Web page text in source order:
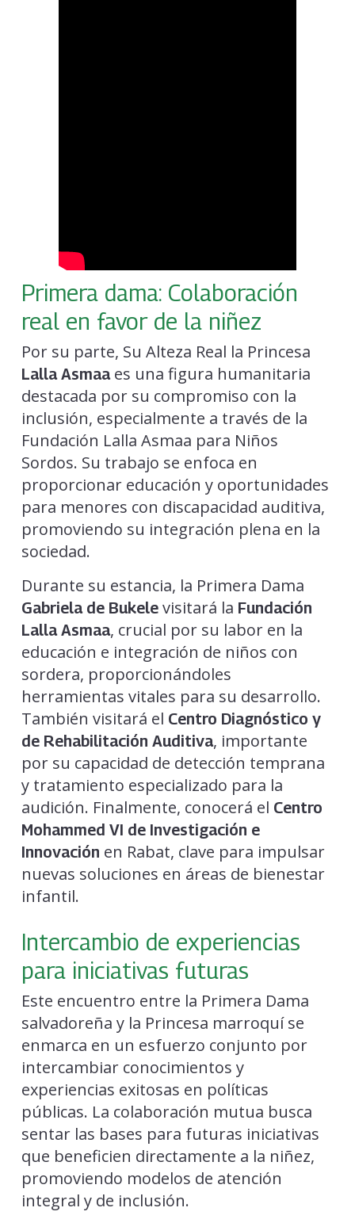
Primera dama: Colaboración
real en favor de la niñez
Por su parte, Su Alteza Real la Princesa
Lalla Asmaaes una figura humanitaria
destacada por su compromiso con la
inclusión, especialmente a través de la
Fundación Lalla Asmaa para Niños
Sordos. Su trabajo se enfoca en
proporcionar educación y oportunidades
para menores con discapacidad auditiva,
promoviendo su integración plena en la
sociedad.
Durante su estancia, la Primera Dama
Gabriela de Bukelevisitará la Fundación
Lalla Asmaa, crucial por su labor en la
educación e integración de niños con
sordera, proporcionándoles
herramientas vitales para su desarrollo.
También visitará el Centro Diagnóstico y
de Rehabilitación Auditiva, importante
por su capacidad de detección temprana
y tratamiento especializado para la
audición. Finalmente, conocerá el Centro
Mohammed VI de Investigación e
Innovación en Rabat, clave para impulsar
nuevas soluciones en áreas de bienestar
infantil.
Intercambio de experiencias
para iniciativas futuras
Este encuentro entre la Primera Dama
salvadoreña y la Princesa marroquí se
enmarca en un esfuerzo conjunto por
intercambiar conocimientos y
experiencias exitosas en políticas
públicas. La colaboración mutua busca
sentar las bases para futuras iniciativas
que beneficien directamente a la niñez,
promoviendo modelos de atención
integral y de inclusión.